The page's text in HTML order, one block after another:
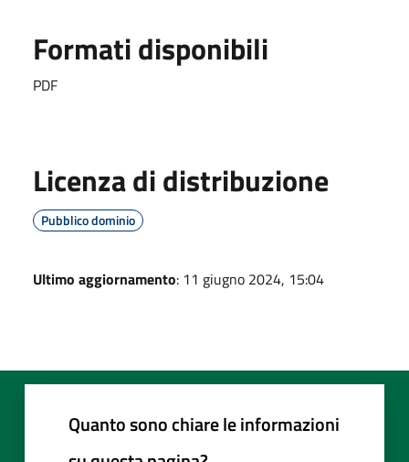
Formati disponibili
PDF
Licenza di distribuzione
Pubblico dominio
Ultimo aggiornamento: 11 giugno 2024, 15:04
Quanto sono chiare le informazioni